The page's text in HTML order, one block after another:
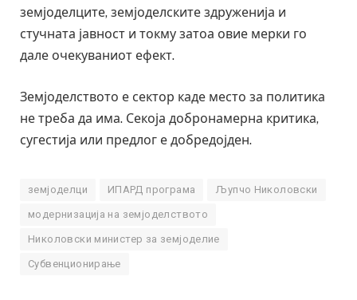
земјоделците, земјоделските здруженија и
стучната јавност и токму затоа овие мерки го
дале очекуваниот ефект.
Земјоделството е сектор каде место за политика
не треба да има. Секоја добронамерна критика,
сугестија или предлог е добредојден.
земјоделци ИПАРД програма Љупчо Николовски
модернизација на земјоделството
Николовски министер за земјоделие
Субвенционирање